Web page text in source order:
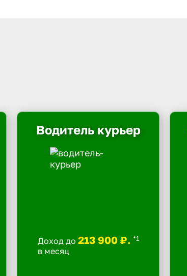
Водитель курьер
Доход до 213 900 ₽. *1
в месяц